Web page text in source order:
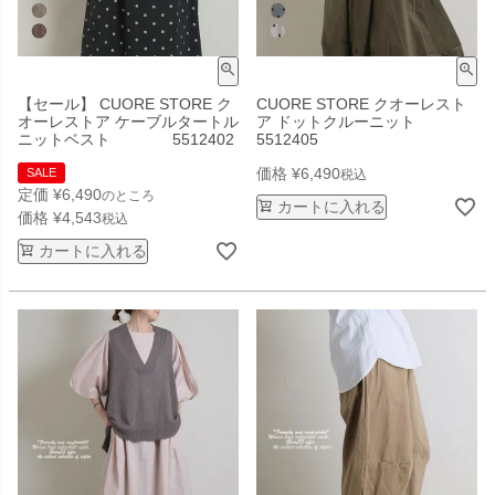
【セール】 CUORE STORE ク
オーレストア ケーブルタートル
ニットベスト 5512402
SALE
定価 ¥6,490のところ
価格 ¥4,543税込
カートに入れる
CUORE STORE クオーレスト
ア ドットクルーニット
5512405
価格 ¥6,490税込
カートに入れる